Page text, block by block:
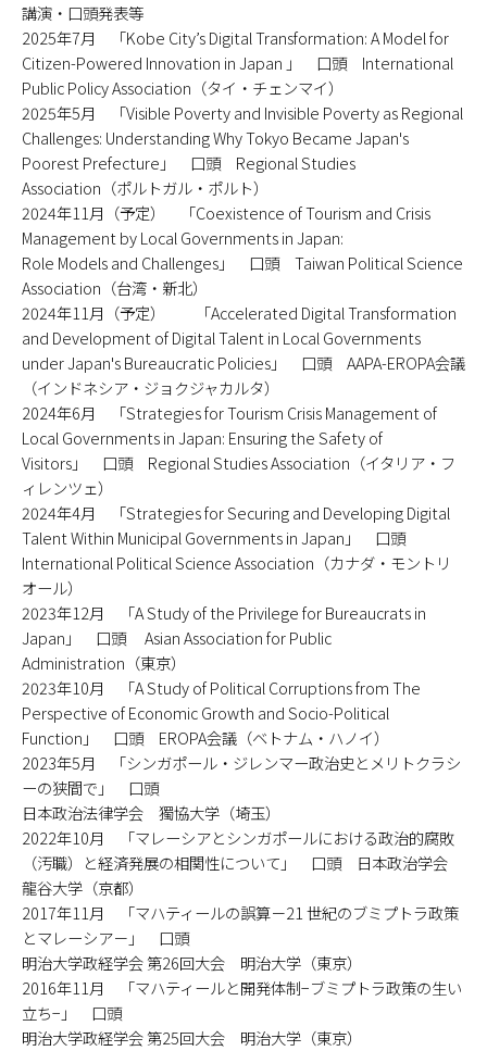
講演・口頭発表等
2025年7月 「Kobe City’s Digital Transformation: A Model for
Citizen-Powered Innovation in Japan 」 口頭 International
Public Policy Association（タイ・チェンマイ）
2025年5月 「Visible Poverty and Invisible Poverty as Regional
Challenges: Understanding Why Tokyo Became Japan's
Poorest Prefecture」 口頭 Regional Studies
Association（ポルトガル・ポルト）
2024年11月（予定） 「Coexistence of Tourism and Crisis
Management by Local Governments in Japan:
Role Models and Challenges」 口頭 Taiwan Political Science
Association（台湾・新北）
2024年11月（予定） 「Accelerated Digital Transformation
and Development of Digital Talent in Local Governments
under Japan's Bureaucratic Policies」 口頭 AAPA-EROPA会議
（インドネシア・ジョクジャカルタ）
2024年6月 「Strategies for Tourism Crisis Management of
Local Governments in Japan: Ensuring the Safety of
Visitors」 口頭 Regional Studies Association（イタリア・フ
ィレンツェ）
2024年4月 「Strategies for Securing and Developing Digital
Talent Within Municipal Governments in Japan」 口頭
International Political Science Association（カナダ・モントリ
オール）
2023年12月 「A Study of the Privilege for Bureaucrats in
Japan」 口頭 Asian Association for Public
Administration（東京）
2023年10月 「A Study of Political Corruptions from The
Perspective of Economic Growth and Socio-Political
Function」 口頭 EROPA会議（ベトナム・ハノイ）
2023年5月 「シンガポール・ジレンマー政治史とメリトクラシ
ーの狭間で」 口頭
日本政治法律学会 獨協大学（埼玉）
2022年10月 「マレーシアとシンガポールにおける政治的腐敗
（汚職）と経済発展の相関性について」 口頭 日本政治学会
龍谷大学（京都）
2017年11月 「マハティールの誤算－21 世紀のブミプトラ政策
とマレーシア－」 口頭
明治大学政経学会 第26回大会 明治大学（東京）
2016年11月 「マハティールと開発体制−ブミプトラ政策の生い
立ち−」 口頭
明治大学政経学会 第25回大会 明治大学（東京）